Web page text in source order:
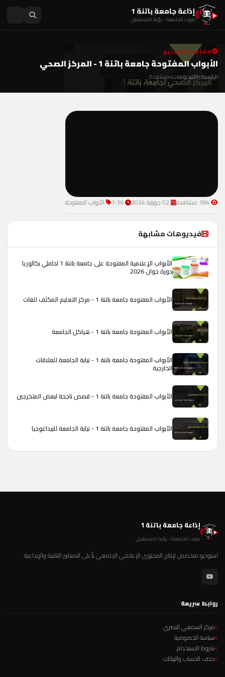
إذاعة جامعة باتنة 1
صوت الجامعة - رؤية المستقبل
مشاهدة الفيديو
الأبواب المفتوحة جامعة باتنة 1 - المركز الصحي
الرئيسية الفيديوهات مشاهدة
الأبواب المفتوحة
فيديوهات مشابهة
الأبواب الإعلامية المفتوحة على جامعة باتنة 1 لحاملي بكالوريا
دورة جوان 2026
الأبواب المفتوحة جامعة باتنة 1 - مركز التعليم المكثف للغات
الأبواب المفتوحة جامعة باتنة 1 - هياكل الجامعة
الأبواب المفتوحة جامعة باتنة 1 - نيابة الجامعة للعلاقات
الخارجية
الأبواب المفتوحة جامعة باتنة 1 - قصص ناجحة لبعض المتخرجين
الأبواب المفتوحة جامعة باتنة 1 - نيابة الجامعة للبيداغوجيا
إذاعة جامعة باتنة 1
صوت الجامعة - رؤية المستقبل
استوديو متخصص لإنتاج المحتوى الإعلامي الجامعي بأعلى المعايير التقنية والإبداعية.
روابط سريعة
مركز السمعي البصري
سياسة الخصوصية
شروط الاستخدام
حذف الحساب والبيانات